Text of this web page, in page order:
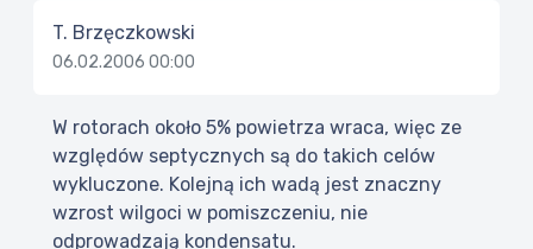
T. Brzęczkowski
06.02.2006 00:00
W rotorach około 5% powietrza wraca, więc ze
względów septycznych są do takich celów
wykluczone. Kolejną ich wadą jest znaczny
wzrost wilgoci w pomiszczeniu, nie
odprowadzają kondensatu.